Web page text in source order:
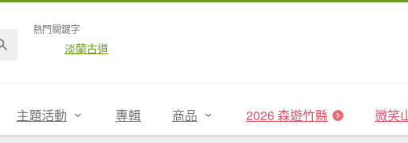
熱門關鍵字
淡蘭古道
主題活動 專輯 商品 2026 森遊竹縣 微笑